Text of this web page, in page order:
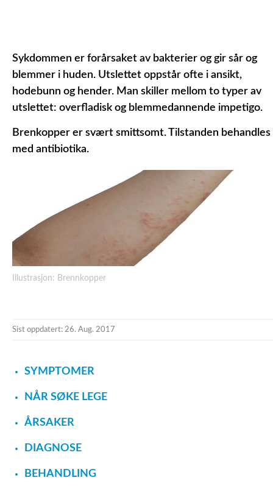
Sykdommen er forårsaket av bakterier og gir sår og
blemmer i huden. Utslettet oppstår ofte i ansikt,
hodebunn og hender. Man skiller mellom to typer av
utslettet: overfladisk og blemmedannende impetigo.
Brenkopper er svært smittsomt. Tilstanden behandles
med antibiotika.
Illustrasjon: Brennkopper
Sist oppdatert: 26. Aug. 2017
SYMPTOMER
NÅR SØKE LEGE
ÅRSAKER
DIAGNOSE
BEHANDLING